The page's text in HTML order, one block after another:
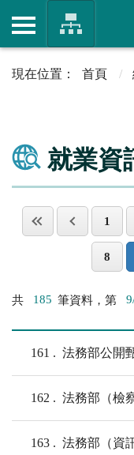
首頁
就業資
1
8
共 185 筆資料，第
161 法務部公開
162 法務部（檢
163 法務部（資